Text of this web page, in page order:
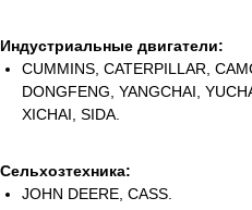
Индустриальные двигатели:
CUMMINS, CATERPILLAR,
DONGFENG, YANGCHAI,
XICHAI, SIDA.
Сельхозтехника:
JOHN DEERE, CASS.